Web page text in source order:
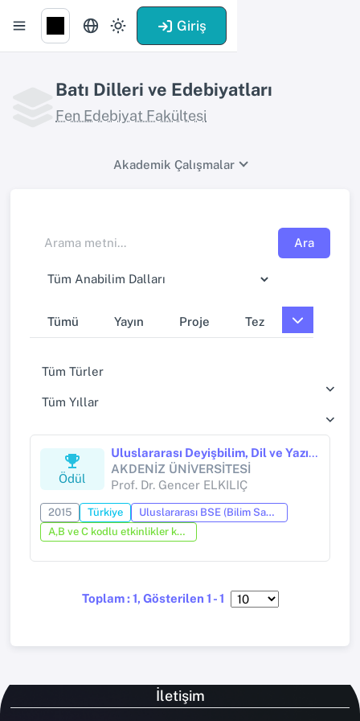
Giriş
Batı Dilleri ve Edebiyatları
Fen Edebiyat Fakültesi
Akademik Çalışmalar
Ara
Tümü Yayın Proje Tez
Tüm Türler
Tüm Yıllar
Ödül
Uluslararası Deyişbilim, Dil ve Yazın Sempozyumu
AKDENİZ ÜNİVERSİTESİ
Prof. Dr. Gencer ELKILIÇ
2015 Türkiye
Uluslararası BSE (Bilim Sanat Kurulu olan etkinlik)
A,B ve C kodlu etkinlikler kapsamında tamamlanan bir bilimsel çalışmaya tanınmış uluslararası organizasyon tarafından verilen ödül
Toplam : 1, Gösterilen 1 - 1
İletişim